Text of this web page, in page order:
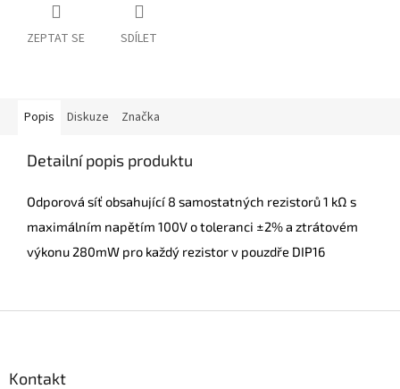
ZEPTAT SE SDÍLET
Popis Diskuze Značka
Detailní popis produktu
Odporová síť obsahující 8 samostatných rezistorů 1 kΩ s
maximálním napětím 100V o toleranci ±2% a ztrátovém
výkonu 280mW pro každý rezistor v pouzdře DIP16
Kontakt